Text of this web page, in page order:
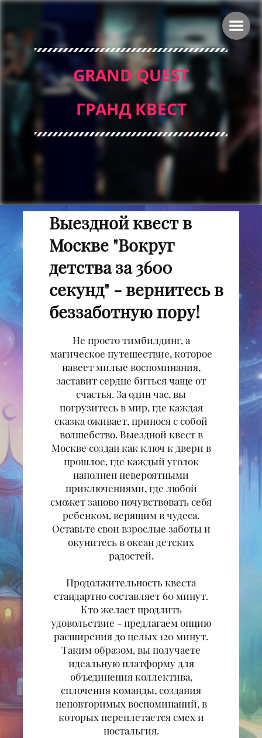
GRAND QUEST
ГРАНД КВЕСТ
Выездной квест в
Москве "Вокруг
детства за 3600
секунд" - вернитесь в
беззаботную пору!
Не просто тимбилдинг, а
магическое путешествие, которое
навеет милые воспоминания,
заставит сердце биться чаще от
счастья. За один час, вы
погрузитесь в мир, где каждая
сказка оживает, принося с собой
волшебство. Выездной квест в
Москве создан как ключ к двери в
прошлое, где каждый уголок
наполнен невероятными
приключениями, где любой
сможет заново почувствовать себя
ребенком, верящим в чудеса.
Оставьте свои взрослые заботы и
окунитесь в океан детских
радостей.
Продолжительность квеста
стандартно составляет 60 минут.
Кто желает продлить
удовольствие - предлагаем опцию
расширения до целых 120 минут.
Таким образом, вы получаете
идеальную платформу для
объединения коллектива,
сплочения команды, создания
неповторимых воспоминаний, в
которых переплетается смех и
ностальгия.